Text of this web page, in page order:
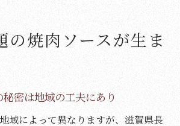
の焼肉ソースが生ま
密は地域の工夫にあり
域によって異なりますが、滋賀県長